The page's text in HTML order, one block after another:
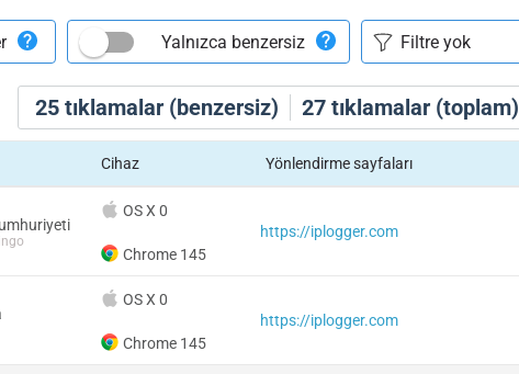
25 tıklamalar (benzersiz) 27 tıklamalar (toplam)
Yalnızca benzersiz
Cihaz Yönlendirme sayfaları
OS X 0
Chrome 145
https://iplogger.com
OS X 0
Chrome 145
https://iplogger.com